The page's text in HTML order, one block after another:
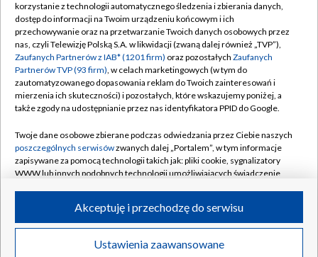
TVP
Abonament TVP
Emisja w TVP
Centrum informacji TVP
Naziemna Telewizja Cyfrowa
Rada Programowa
System NOS
Informacje o nadawcy
Program dla prasy
Regulamin TVP
Polityka prywatności
Moje zgody
Pomoc
Kontakt
Kanały
©2026 Telewizja Polska S.A. w likwidacji
korzystanie z technologii automatycznego śledzenia i zbierania danych,
dostęp do informacji na Twoim urządzeniu końcowym i ich
przechowywanie oraz na przetwarzanie Twoich danych osobowych przez
nas, czyli Telewizję Polską S.A. w likwidacji (zwaną dalej również „TVP”),
Zaufanych Partnerów z IAB* (1201 firm) oraz pozostałych Zaufanych
Partnerów TVP (93 firm), w celach marketingowych (w tym do
zautomatyzowanego dopasowania reklam do Twoich zainteresowań i
mierzenia ich skuteczności) i pozostałych, które wskazujemy poniżej, a
także zgody na udostępnianie przez nas identyfikatora PPID do Google.
Twoje dane osobowe zbierane podczas odwiedzania przez Ciebie naszych
poszczególnych serwisówzwanych dalej „Portalem”, w tym informacje
zapisywane za pomocą technologii takich jak: pliki cookie, sygnalizatory
WWW lub innych podobnych technologii umożliwiających świadczenie
ruchu w Internecie.
Twoje dane osobowe zbierane podczas odwiedzania przez Ciebie
poszczególnych serwisówna Portalu, takie jak adresy IP, identyfikatory
Ustawienia zaawansowane
Akceptuję i przechodzę do serwisu